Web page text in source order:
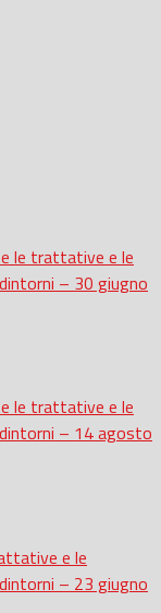
le trattative e le
– 30 giugno
le trattative e le
– 14 agosto
e le
– 23 giugno